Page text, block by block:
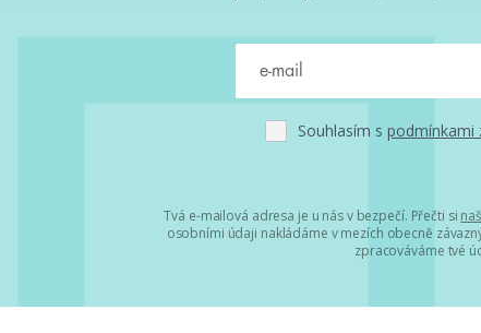
Souhlasím s podmínkami
Tvá e-mailová adresa je u nás v bezpečí. Přečti si
osobními údaji nakládáme v mezích obecně
zpracováváme tvé